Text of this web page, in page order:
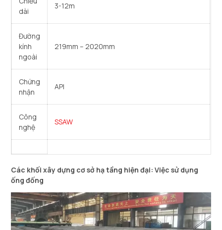
dài
3-12m
Đường
kính
ngoài
219mm – 2020mm
Chứng
nhận
API
Công
nghệ
SSAW
Các khối xây dựng cơ sở hạ tầng hiện đại: Việc sử dụng
ống đống